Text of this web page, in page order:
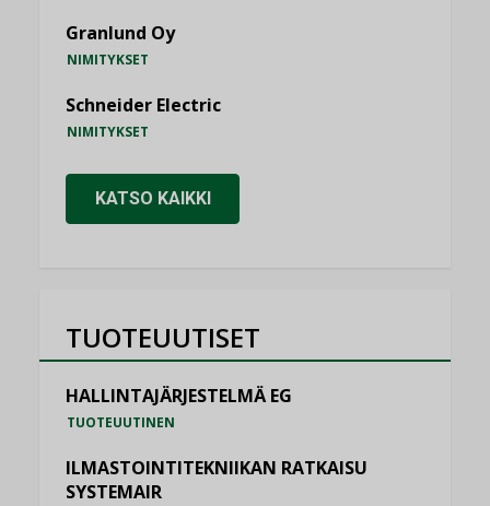
Granlund Oy
NIMITYKSET
Schneider Electric
NIMITYKSET
KATSO KAIKKI
TUOTEUUTISET
HALLINTAJÄRJESTELMÄ EG
TUOTEUUTINEN
ILMASTOINTITEKNIIKAN RATKAISU
SYSTEMAIR